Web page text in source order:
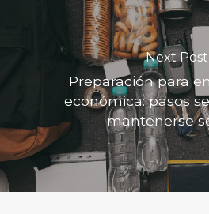
Next Post
Preparación para
económica: pasos
mantenerse